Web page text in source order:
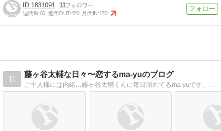
1831091 11
週間IN:60 週間OUT:470 月間IN:170
11
藤ヶ谷太輔な日々〜恋するma-yuのブログ
ご主人様には内緒…藤ヶ谷太輔くんに毎日溺れてるma-yuです。間違っていてもキミを愛してる…その言葉だけで生きていける。